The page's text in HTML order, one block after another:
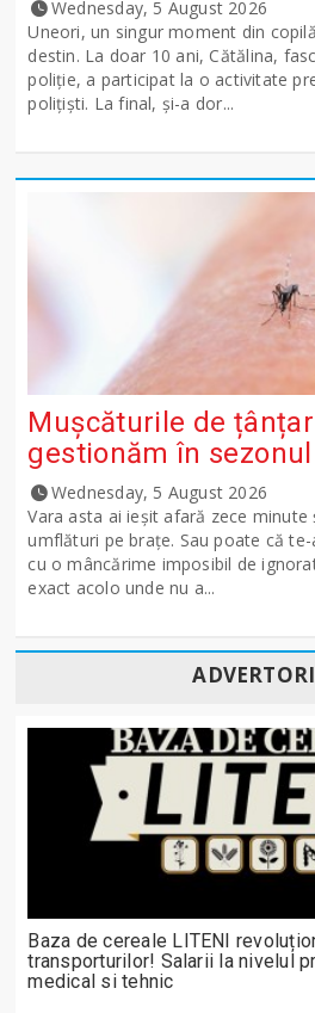
Wednesday, 5 August 2026
Uneori, un singur moment din
destin. La doar 10 ani, Cătălina,
poliție, a participat la o activitate
polițiști. La final, și-a dor...
Mușcăturile de
gestionăm în
Wednesday, 5 August 2026
Vara asta ai ieșit afară zece
umflături pe brațe. Sau poate că
cu o mâncărime imposibil de
exact acolo unde nu a...
Baza de cereale LITENI
transporturilor! Salarii la nivelul
medical si tehnic